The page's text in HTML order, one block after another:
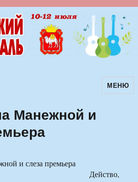
авторскойМЕНЮ
Манежной и
Действо,